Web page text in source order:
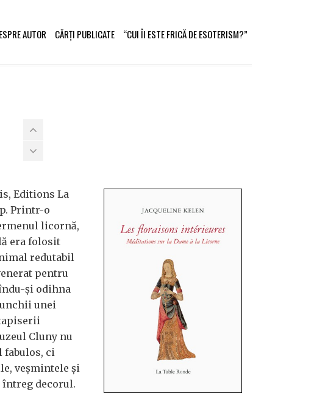
AUTOR CĂRȚI PUBLICATE “CUI ÎI ESTE FRICĂ DE ESOTERISM?”
Editions La
p. Printr-o
licornă,
era folosit
redutabil
pentru
şi odihna
unei
Cluny nu
ci
veşmintele şi
întreg decorul.